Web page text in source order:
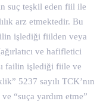
suç teşkil eden fiil ile
arz etmektedir. Bu
işlediği fiilden veya
ve hafifletici
failin işlediği fiile ve
5237 sayılı TCK’nın
“suça yardım etme”